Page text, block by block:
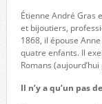
Étienne André Gras
et bijoutiers,
1868, il épouse
quatre enfants. Il
Romans
Il n’y a qu’un pas